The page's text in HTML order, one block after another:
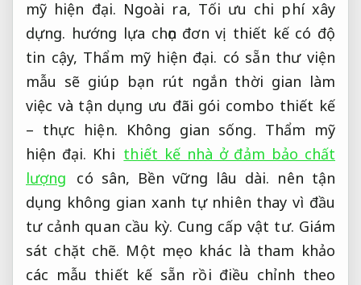
mỹ hiện đại. Ngoài ra, Tối ưu chi phí xây
dựng. hướng lựa chọn đơn vị thiết kế có độ
tin cậy, Thẩm mỹ hiện đại. có sẵn thư viện
mẫu sẽ giúp bạn rút ngắn thời gian làm
việc và tận dụng ưu đãi gói combo thiết kế
– thực hiện. Không gian sống. Thẩm mỹ
hiện đại. Khi thiết kế nhà ở đảm bảo chất
lượng
có sân, Bền vững lâu dài. nên tận
dụng không gian xanh tự nhiên thay vì đầu
tư cảnh quan cầu kỳ. Cung cấp vật tư. Giám
sát chặt chẽ. Một mẹo khác là tham khảo
các mẫu thiết kế sẵn rồi điều chỉnh theo